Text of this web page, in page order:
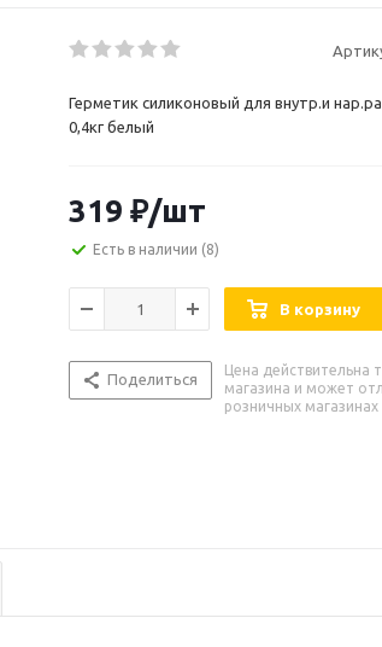
Герметик силиконовый для внутр.и
0,4кг белый
319 ₽/шт
Есть в наличии (8)
В корзину
Поделиться
Цена действительна
магазина и может
розничных магазинах